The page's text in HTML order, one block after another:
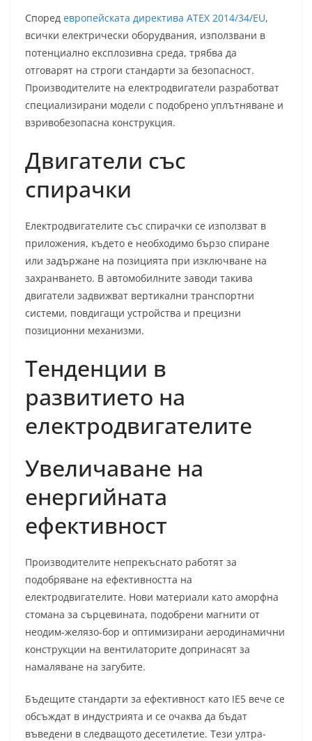
Според европейската директива ATEX 2014/34/EU,
всички електрически оборудвания, използвани в
потенциално експлозивна среда, трябва да
отговарят на строги стандарти за безопасност.
Производителите на електродвигатели разработват
специализирани модели с подобрено уплътняване и
взривобезопасна конструкция.
Двигатели със
спирачки
Електродвигателите със спирачки се използват в
приложения, където е необходимо бързо спиране
или задържане на позицията при изключване на
захранването. В автомобилните заводи такива
двигатели задвижват вертикални транспортни
системи, повдигащи устройства и прецизни
позиционни механизми.
Тенденции в
развитието на
електродвигателите
Увеличаване на
енергийната
ефективност
Производителите непрекъснато работят за
подобряване на ефективността на
електродвигателите. Нови материали като аморфна
стомана за сърцевината, подобрени магнити от
неодим-желязо-бор и оптимизирани аеродинамични
конструкции на вентилаторите допринасят за
намаляване на загубите.
Бъдещите стандарти за ефективност като IE5 вече се
обсъждат в индустрията и се очаква да бъдат
въведени в следващото десетилетие. Тези ултра-